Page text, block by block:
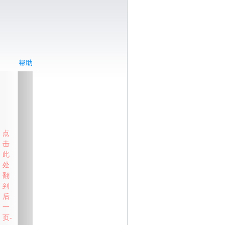
帮助
点
击
此
处
翻
到
后
一
页-